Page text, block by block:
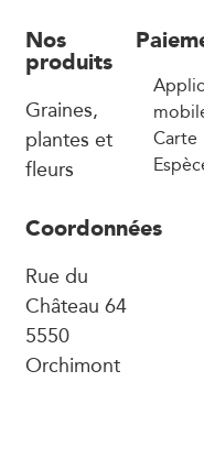
Nos
produits
Graines,
plantes et
fleurs
Carte
Coordonnées
Rue du
Château 64
5550
Orchimont